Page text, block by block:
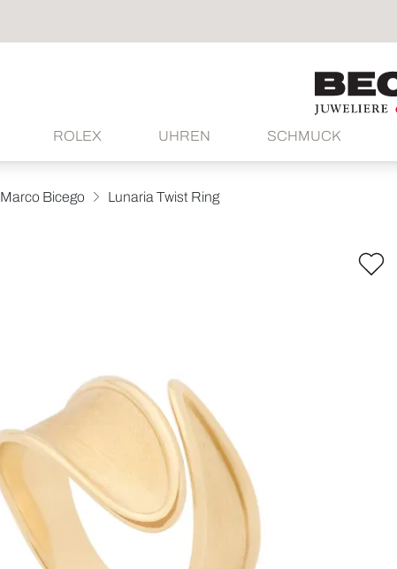
ROLEX UHREN SCHMUCK
Marco Bicego Lunaria Twist Ring